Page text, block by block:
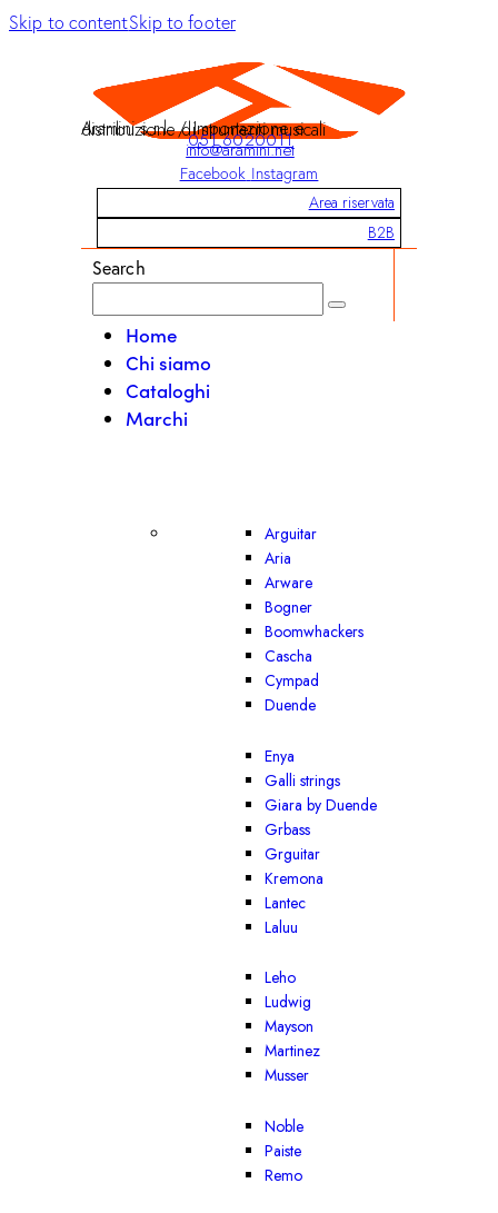
Skip to contentSkip to footer
Aramini s.r.l. / Importazione e distribuzione di strumenti musicali
051 6020011
info@aramini.net
Facebook Instagram
Area riservata
B2B
Search
Home
Chi siamo
Cataloghi
Marchi
Arguitar
Aria
Arware
Bogner
Boomwhackers
Cascha
Cympad
Duende
Enya
Galli strings
Giara by Duende
Grbass
Grguitar
Kremona
Lantec
Laluu
Leho
Ludwig
Mayson
Martinez
Musser
Noble
Paiste
Remo